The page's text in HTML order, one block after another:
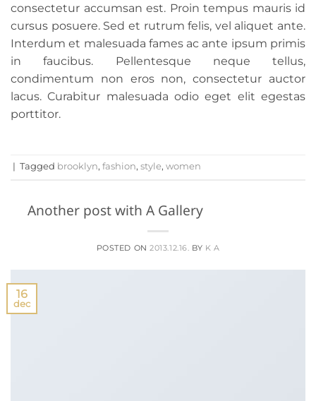
consectetur accumsan est. Proin tempus mauris id
cursus posuere. Sed et rutrum felis, vel aliquet ante.
Interdum et malesuada fames ac ante ipsum primis
in faucibus. Pellentesque neque tellus,
condimentum non eros non, consectetur auctor
lacus. Curabitur malesuada odio eget elit egestas
porttitor.
| Tagged brooklyn, fashion, style, women
Another post with A Gallery
POSTED ON2013.12.16. BY K A
16
dec